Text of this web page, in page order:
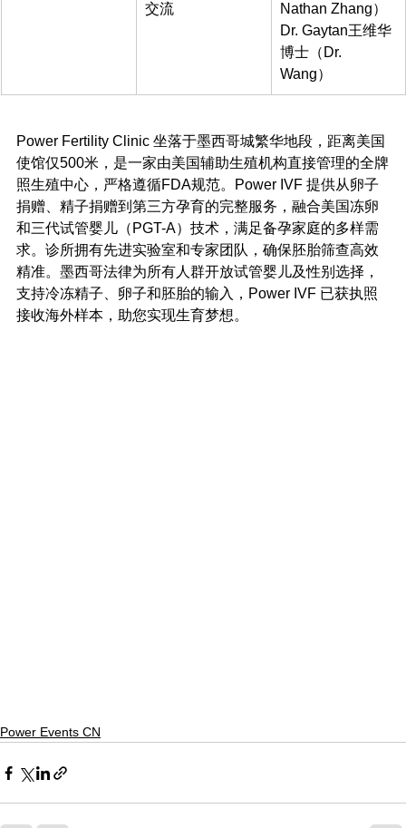
交流
Nathan Zhang）
Dr. Gaytan王维华
博士（Dr.
Wang）
Power Fertility Clinic 坐落于墨西哥城繁华地段，距离美国
使馆仅500米，是一家由美国辅助生殖机构直接管理的全牌
照生殖中心，严格遵循FDA规范。Power IVF 提供从卵子
捐赠、精子捐赠到第三方孕育的完整服务，融合美国冻卵
和三代试管婴儿（PGT-A）技术，满足备孕家庭的多样需
求。诊所拥有先进实验室和专家团队，确保胚胎筛查高效
精准。墨西哥法律为所有人群开放试管婴儿及性别选择，
支持冷冻精子、卵子和胚胎的输入，Power IVF 已获执照
接收海外样本，助您实现生育梦想。
Power Events CN